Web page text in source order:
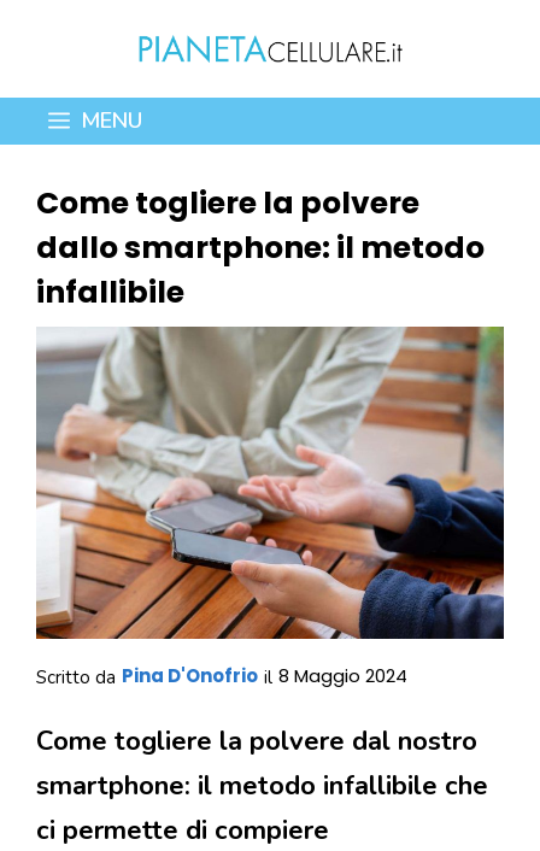
contenuto
MENU
Come togliere la polvere
dallo smartphone: il metodo
infallibile
Scritto da Pina D'Onofrio il 8 Maggio 2024
Come togliere la polvere dal nostro
smartphone: il metodo infallibile che
ci permette di compiere